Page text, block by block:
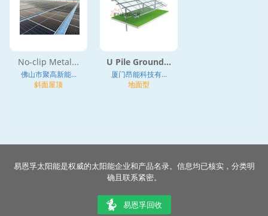
No-clip Metal...
佛山市聚高新能...
斜面屋顶
U Pile Ground...
厦门昂能科技有...
地面型
易恩孚太阳能是权威的太阳能企业和产品名录。信息均已核实，分类明
确且联系紧密。
易恩孚回收